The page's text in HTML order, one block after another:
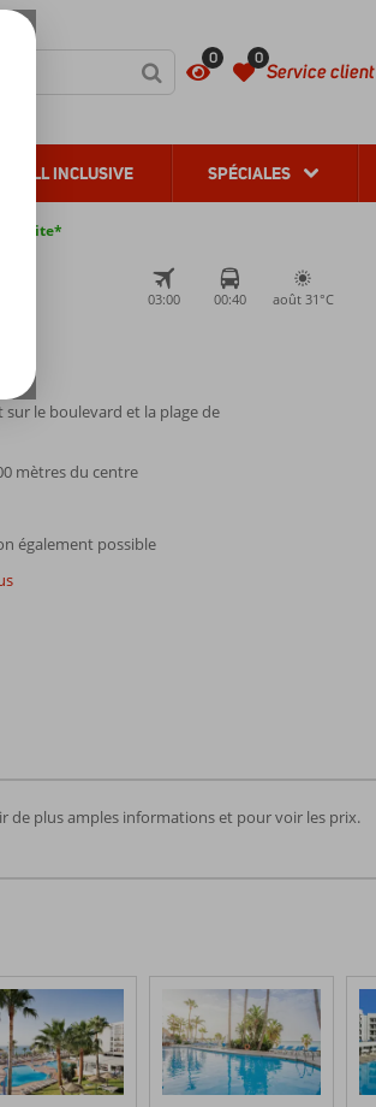
0 0
Service client
ALL INCLUSIVE SPÉCIALES
03:00 00:40 août 31°C
sur le boulevard et la plage de
mètres du centre
également possible
de plus amples informations et pour voir les prix.